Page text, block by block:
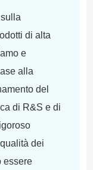
di alta
e
alla
del
di R&S e di
dei
essere